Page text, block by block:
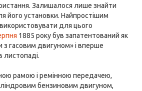
Залишалося лише знайти
його установки. Найпростішим
для цього
1885 року був запатентований як
з гасовим двигуном» і вперше
рамою і ремінною передачею,
бензиновим двигуном,